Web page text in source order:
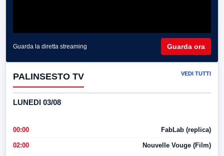
Guarda la diretta streaming Guarda ora
PALINSESTO TV VEDI TUTTI
LUNEDI 03/08
00:00 FabLab (replica)
02:00 Nouvelle Vouge (Film)